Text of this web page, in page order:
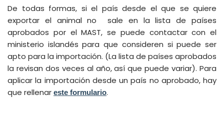
De todas formas, si el país desde el que se quiere
exportar el animal no sale en la lista de países
aprobados por el MAST, se puede contactar con el
ministerio islandés para que consideren si puede ser
apto para la importación. (La lista de países aprobados
la revisan dos veces al año, así que puede variar). Para
aplicar la importación desde un país no aprobado, hay
que rellenar este formulario.